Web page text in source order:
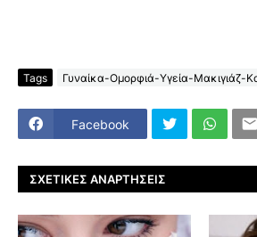
Tags Γυναίκα-Ομορφιά-Υγεία-Μακιγιάζ-
Facebook
ΣΧΕΤΙΚΈΣ ΑΝΑΡΤΉΣΕΙΣ